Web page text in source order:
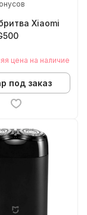
Xiaomi
цена на наличие
под заказ